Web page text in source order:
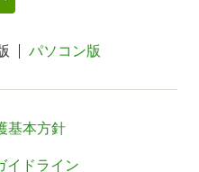
パソコン版
基本方針
イドライン